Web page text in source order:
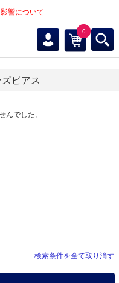
響について
0
ピアス
でした。
検索条件を全て取り消す